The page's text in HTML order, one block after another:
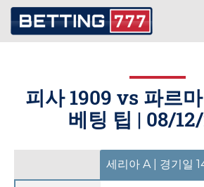
피사 1909 vs 파르
베팅 팁 | 08/
세리아 A | 경기일